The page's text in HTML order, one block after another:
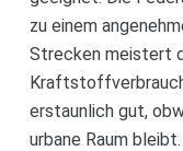
zu einem
Strecken meistert
erstaunlich gut,
urbane Raum